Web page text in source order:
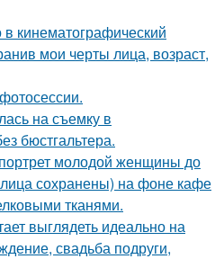
кинематографический
мои черты лица, возраст,
на съемку в
бюстгальтера.
молодой женщины до
сохранены) на фоне кафе
тканями.
выглядеть идеально на
свадьба подруги,